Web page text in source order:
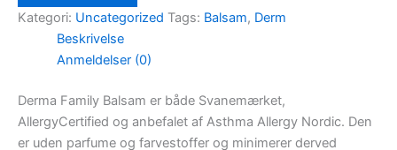
Kategori: Uncategorized Tags: Balsam, Derm
Beskrivelse
Anmeldelser (0)
Derma Family Balsam er både Svanemærket,
AllergyCertified og anbefalet af Asthma Allergy Nordic. Den
er uden parfume og farvestoffer og minimerer derved